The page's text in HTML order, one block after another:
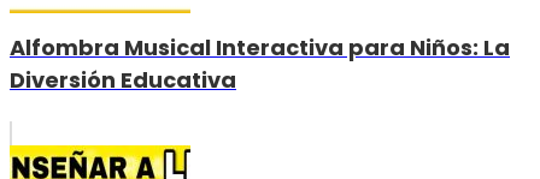
Alfombra Musical Interactiva para Niños: La
Diversión Educativa